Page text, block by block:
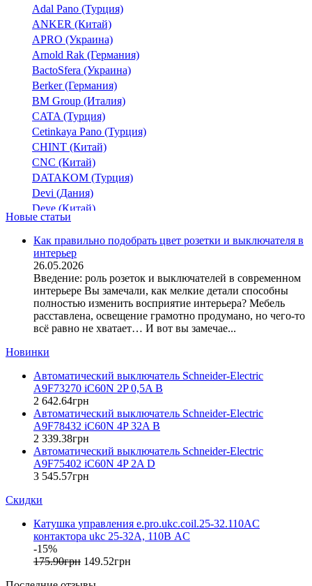
Adal Pano (Турция)
ANKER (Китай)
APRO (Украина)
Arnold Rak (Германия)
BactoSfera (Украина)
Berker (Германия)
BM Group (Италия)
CATA (Турция)
Cetinkaya Pano (Турция)
CHINT (Китай)
CNC (Китай)
DATAKOM (Турция)
Devi (Дания)
Deye (Китай)
DigiTop (Украина)
DKC (Украина)
Dyness (Китай)
E.NEXT (Украина)
EAE Electric
Eastron (Китай)
Eaton (США)
ElectrO (Украина)
EON (Таиланд)
ETI (Словения)
ETREL (Словения)
Evrosvet (Украина)
Extherm (Германия)
F&F (Польша)
FRER (Италия)
FS (Украина)
Galkat (Украина)
GENERICA (Китай)
Gewiss (Италия)
Ginlong Solis (Китай)
Новые статьи
Как правильно подобрать цвет розетки и выключателя в
интерьер
26.05.2026
Введение: роль розеток и выключателей в современном
интерьере Вы замечали, как мелкие детали способны
полностью изменить восприятие интерьера? Мебель
расставлена, освещение грамотно продумано, но чего-то
всё равно не хватает… И вот вы замечае...
Новинки
Автоматический выключатель Schneider-Electric
A9F73270 iC60N 2P 0,5A B
2 642.64грн
Автоматический выключатель Schneider-Electric
A9F78432 iC60N 4P 32A B
2 339.38грн
Автоматический выключатель Schneider-Electric
A9F75402 iC60N 4P 2A D
3 545.57грн
Скидки
Катушка управления e.pro.ukc.coil.25-32.110AC
контактора ukc 25-32A, 110В AC
-15%
175.90грн 149.52грн